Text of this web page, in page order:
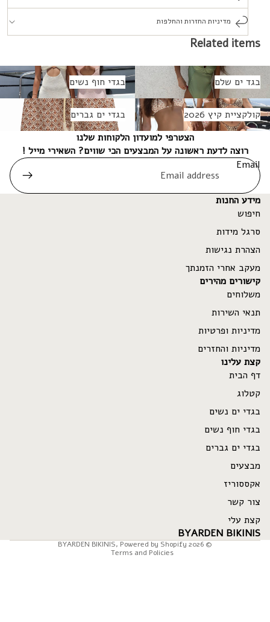
מדיניות החזרות והחלפות
Related items
ים שלם
בגד ים שלם
בגדי חוף נשים
בגדי חוף נשים
קיץ 2026
קולקציית קיץ 2026
בגדי ים גברים
בגדי ים גברים
הצטרפי למועדון הלקוחות שלנו
רוצה לדעת ראשונה על המבצעים הכי שווים? השאירי מייל !
Email
מידע החנות
חיפוש
סרגל מידות
הצהרת נגישות
מעקב אחרי הזמנתך
קישורים מהירים
משלוחים
תנאי השירות
מדיניות ופרטיות
מדיניות והחזרים
קצת עלינו
דף הבית
קטלוג
בגדי ים נשים
בגדי חוף נשים
בגדי ים גברים
מבצעים
אקססוריז
צור קשר
קצת עלי
BYARDEN BIKINIS
© 2026
BYARDEN BIKINIS,Powered by Shopify
Terms and Policies